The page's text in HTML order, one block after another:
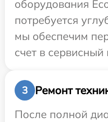
оборудования
потребуется
мы обеспечим
счет в сервисный
3
Ремонт
После полной